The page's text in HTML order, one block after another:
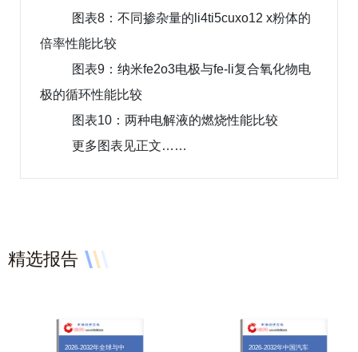
图表8：不同掺杂量的li4ti5cuxo12 x粉体的
倍率性能比较
图表9：纳米fe2o3电极与fe-li复合氧化物电
极的循环性能比较
图表10：两种电解液的燃烧性能比较
更多图表见正文……
精选报告
2026-2032年全球与中
2026-2032年中国汽车